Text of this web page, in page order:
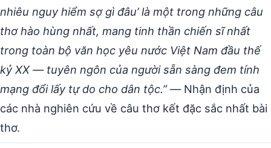
nhiêu nguy hiểm sợ gì đâu’ là một trong những câu
thơ hào hùng nhất, mang tinh thần chiến sĩ nhất
trong toàn bộ văn học yêu nước Việt Nam đầu thế
kỷ XX — tuyên ngôn của người sẵn sàng đem tính
mạng đổi lấy tự do cho dân tộc.”— Nhận định của
các nhà nghiên cứu về câu thơ kết đặc sắc nhất bài
thơ.